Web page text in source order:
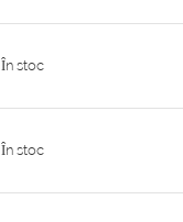
În stoc
În stoc